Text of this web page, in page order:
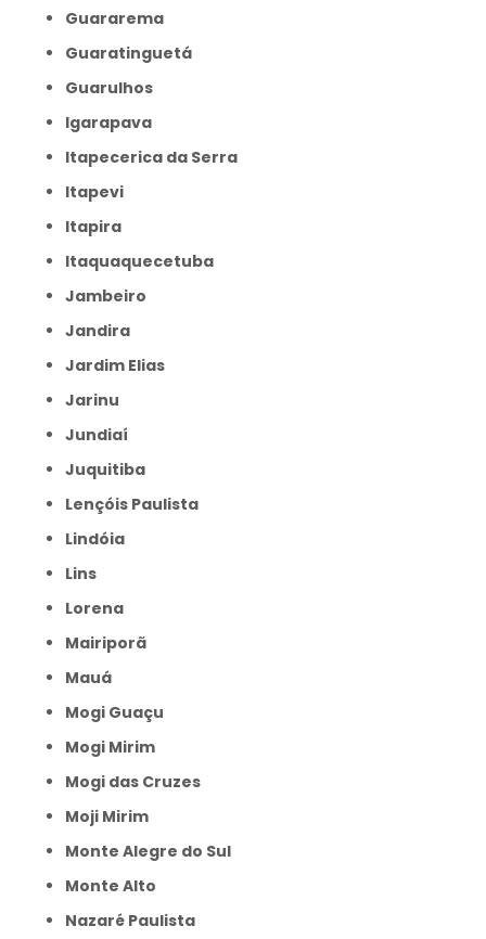
Guararema
Guaratinguetá
Guarulhos
Igarapava
Itapecerica da Serra
Itapevi
Itapira
Itaquaquecetuba
Jambeiro
Jandira
Jardim Elias
Jarinu
Jundiaí
Juquitiba
Lençóis Paulista
Lindóia
Lins
Lorena
Mairiporã
Mauá
Mogi Guaçu
Mogi Mirim
Mogi das Cruzes
Moji Mirim
Monte Alegre do Sul
Monte Alto
Nazaré Paulista